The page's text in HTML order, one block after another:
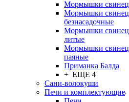
Мормышки свинец
Мормышки свинец
безнасадочные
Мормышки свинец
литые
Мормышки свинец
паяные
Приманка Балда
+ ЕЩЕ 4
Сани-волокуши
Печи и комплектующие